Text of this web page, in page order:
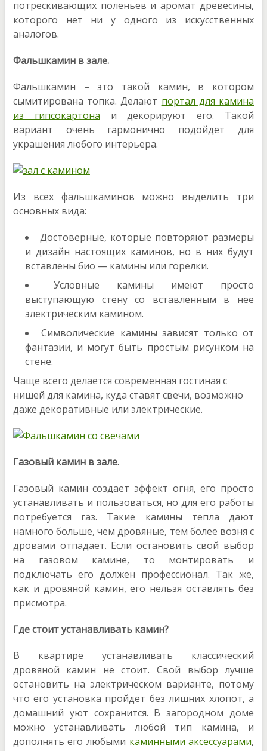
потрескивающих поленьев и аромат древесины,
которого нет ни у одного из искусственных
аналогов.
Фальшкамин в зале.
Фальшкамин – это такой камин, в котором
сымитирована топка. Делают портал для камина
из гипсокартона и декорируют его. Такой
вариант очень гармонично подойдет для
украшения любого интерьера.
Из всех фальшкаминов можно выделить три
основных вида:
Достоверные, которые повторяют размеры
и дизайн настоящих каминов, но в них будут
вставлены био — камины или горелки.
Условные камины имеют просто
выступающую стену со вставленным в нее
электрическим камином.
Символические камины зависят только от
фантазии, и могут быть простым рисунком на
стене.
Чаще всего делается современная гостиная с
нишей для камина, куда ставят свечи, возможно
даже декоративные или электрические.
Газовый камин в зале.
Газовый камин создает эффект огня, его просто
устанавливать и пользоваться, но для его работы
потребуется газ. Такие камины тепла дают
намного больше, чем дровяные, тем более возня с
дровами отпадает. Если остановить свой выбор
на газовом камине, то монтировать и
подключать его должен профессионал. Так же,
как и дровяной камин, его нельзя оставлять без
присмотра.
Где стоит устанавливать камин?
В квартире устанавливать классический
дровяной камин не стоит. Свой выбор лучше
остановить на электрическом варианте, потому
что его установка пройдет без лишних хлопот, а
домашний уют сохранится. В загородном доме
можно устанавливать любой тип камина, и
дополнять его любыми каминными аксессуарами,